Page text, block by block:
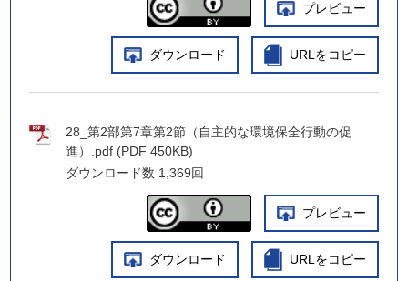
プレビュー
ダウンロード URLをコピー
28_第2部第7章第2節（自主的な環境保全行動の促
進）.pdf (PDF 450KB)
ダウンロード数 1,369回
プレビュー
ダウンロード URLをコピー